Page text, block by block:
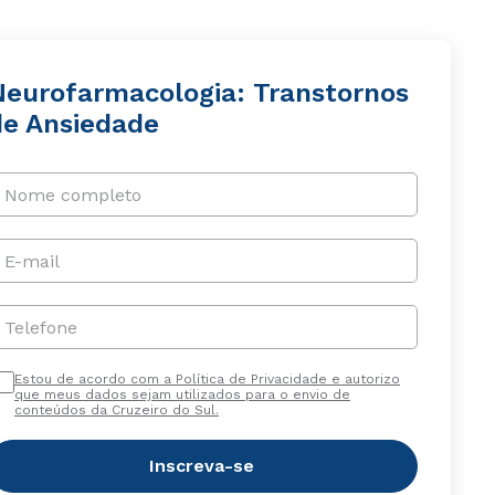
Transtornos
Ansiedade
Nome completo
E-mail
Telefone
Estou de acordo com a Política de Privacidade e autorizo
que meus dados sejam utilizados para o envio de
conteúdos da Cruzeiro do Sul.
Inscreva-se